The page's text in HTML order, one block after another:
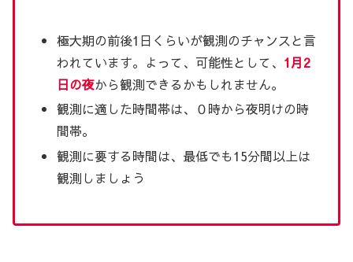
極大期の前後1日くらいが観測のチャンスと言
われています。よって、可能性として、 1月2
日の夜から観測できるかもしれません。
観測に適した時間帯は、０時から夜明けの時
間帯。
観測に要する時間は、最低でも15分間以上は
観測しましょう